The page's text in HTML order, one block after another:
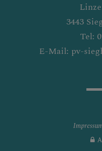
3443
Tel:
E-Mail: pv-